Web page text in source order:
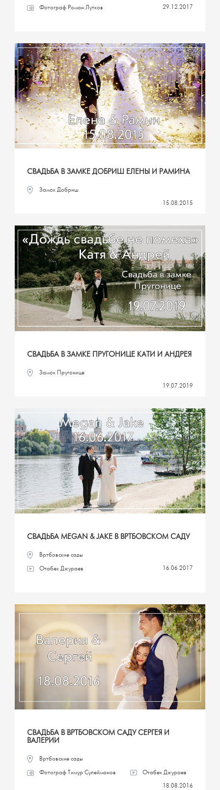
Фотограф Роман Лутков 29.12.2017
СВАДЬБА В ЗАМКЕ ДОБРИШ ЕЛЕНЫ И РАМИНА
Замок Добриш
15.08.2015
СВАДЬБА В ЗАМКЕ ПРУГОНИЦЕ КАТИ И АНДРЕЯ
Замок Пругонице
19.07.2019
СВАДЬБА MEGAN & JAKE В ВРТБОВСКОМ САДУ
Вртбовские сады
Отабек Джураев 16.06.2017
СВАДЬБА В ВРТБОВСКОМ САДУ СЕРГЕЯ И
ВАЛЕРИИ
Вртбовские сады
Фотограф Тимур Сулейманов Отабек Джураев
18.08.2016